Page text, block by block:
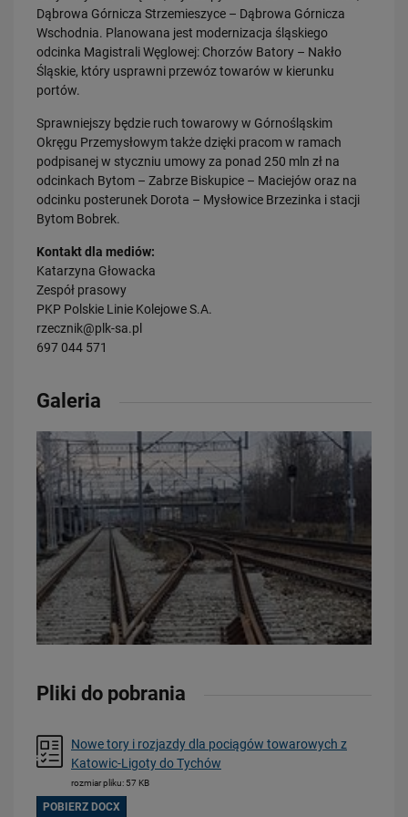
Dąbrowa Górnicza Strzemieszyce – Dąbrowa Górnicza
Wschodnia. Planowana jest modernizacja śląskiego
odcinka Magistrali Węglowej: Chorzów Batory – Nakło
Śląskie, który usprawni przewóz towarów w kierunku
portów.
Sprawniejszy będzie ruch towarowy w Górnośląskim
Okręgu Przemysłowym także dzięki pracom w ramach
podpisanej w styczniu umowy za ponad 250 mln zł na
odcinkach Bytom – Zabrze Biskupice – Maciejów oraz na
odcinku posterunek Dorota – Mysłowice Brzezinka i stacji
Bytom Bobrek.
Kontakt dla mediów:
Katarzyna Głowacka
Zespół prasowy
PKP Polskie Linie Kolejowe S.A.
rzecznik@plk-sa.pl
697 044 571
Galeria
Pliki do pobrania
Nowe tory i rozjazdy dla pociągów towarowych z
Katowic-Ligoty do Tychów
rozmiar pliku: 57 KB
POBIERZ DOCX
23.07.2026
Wróci ruch pasażerski między Skierniewicami a Czachówkiem - jest
umowa na…
PRZECZYTAJ
PRZECZYTAJ
20.07.2026
Dwie bezkolizyjne przeprawy przez tory zrewolucjonizują komunikację
w Łodzi